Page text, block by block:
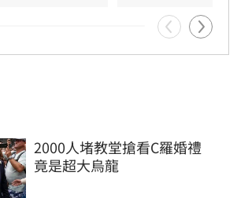
2000人堵教堂搶看C羅婚禮
竟是超大烏龍